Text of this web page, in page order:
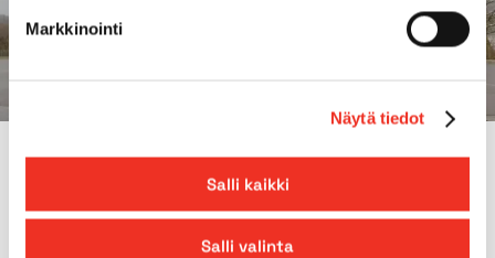
Markkinointi
Näytä tiedot
Salli kaikki
Salli valinta
VARFÖR PEKKANISKA?
Uthyrning av kranar från